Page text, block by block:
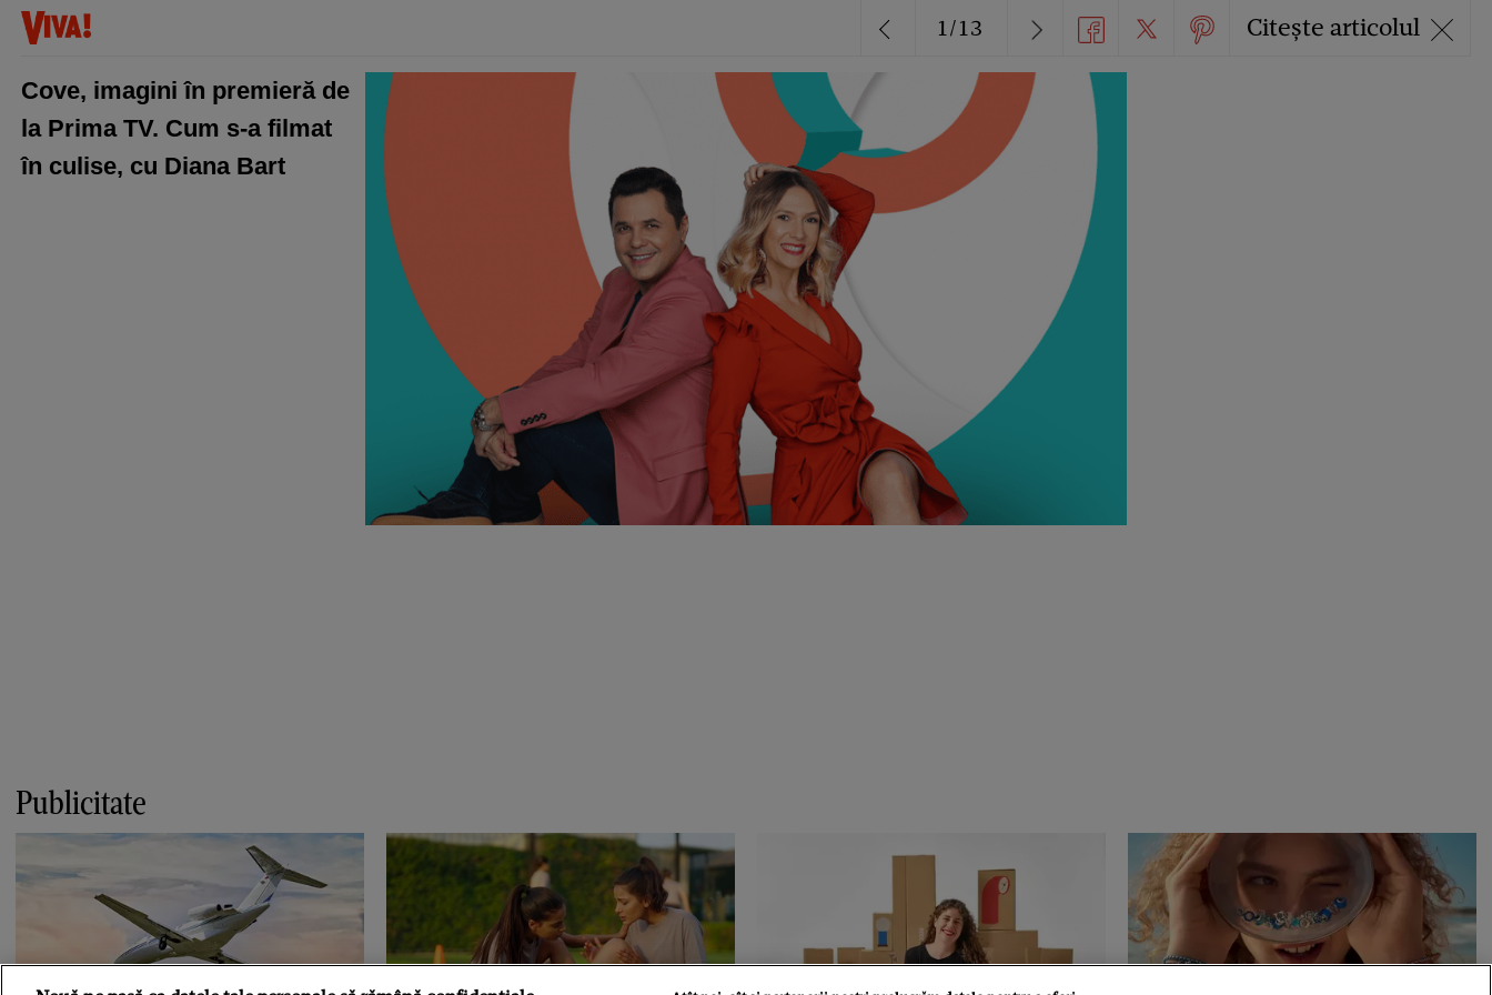
Cove, imagini în premieră de
la Prima TV. Cum s-a filmat
în culise, cu Diana Bart
Citește articolul
1/13
Publicitate